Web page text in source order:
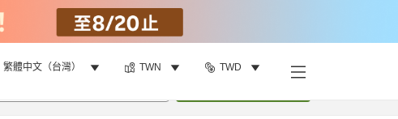
繁體中文（台灣） TWN TWD